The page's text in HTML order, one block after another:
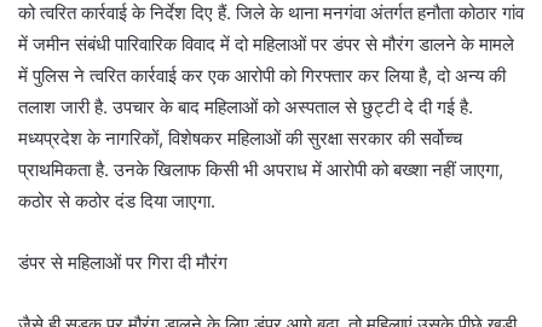
को त्वरित कार्रवाई के निर्देश दिए हैं. जिले के थाना मनगंवा अंतर्गत हनौता कोठार गांव
में जमीन संबंधी पारिवारिक विवाद में दो महिलाओं पर डंपर से मौरंग डालने के मामले
में पुलिस ने त्वरित कार्रवाई कर एक आरोपी को गिरफ्तार कर लिया है, दो अन्य की
तलाश जारी है. उपचार के बाद महिलाओं को अस्पताल से छुट्टी दे दी गई है.
मध्यप्रदेश के नागरिकों, विशेषकर महिलाओं की सुरक्षा सरकार की सर्वोच्च
प्राथमिकता है. उनके खिलाफ किसी भी अपराध में आरोपी को बख्शा नहीं जाएगा,
कठोर से कठोर दंड दिया जाएगा.
डंपर से महिलाओं पर गिरा दी मौरंग